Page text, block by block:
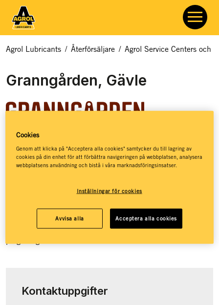
Agrol Lubricants / Återförsäljare / Agrol Service Centers och
Granngården, Gävle
Granngården hjälper dig med allt som rör odling, djur och
natur. Hos Granngården hittar du ett basutbud av
smörjmedel, kloka råd och massor av inspiration – så att du
jordnära liv. Granngården har stöttat drömmar sedan 1880,
småländska landsbygden. Idag, mer än 140 år senare, har
Granngården över 100 butiker runt om i landet och e-handel
Kontaktuppgifter
Cookies
Genom att klicka på "Acceptera alla cookies" samtycker du till lagring av
cookies på din enhet för att förbättra navigeringen på webbplatsen, analysera
webbplatsens användning och bistå i våra marknadsföringsinsatser.
Inställningar för cookies
Avvisa alla Acceptera alla cookies